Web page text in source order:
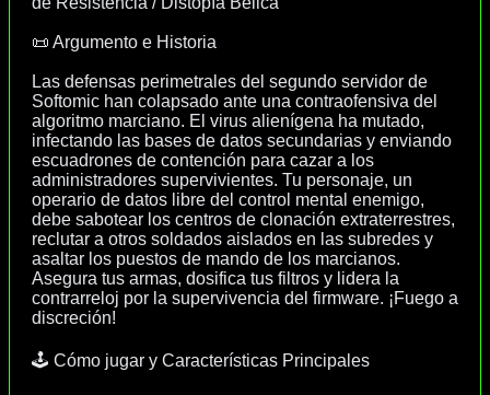
📜 Argumento e Historia
Las defensas perimetrales del segundo servidor de
Softomic han colapsado ante una contraofensiva del
algoritmo marciano. El virus alienígena ha mutado,
infectando las bases de datos secundarias y enviando
escuadrones de contención para cazar a los
administradores supervivientes. Tu personaje, un
operario de datos libre del control mental enemigo,
debe sabotear los centros de clonación extraterrestres,
reclutar a otros soldados aislados en las subredes y
asaltar los puestos de mando de los marcianos.
Asegura tus armas, dosifica tus filtros y lidera la
contrarreloj por la supervivencia del firmware. ¡Fuego a
discreción!
🕹️ Cómo jugar y Características Principales